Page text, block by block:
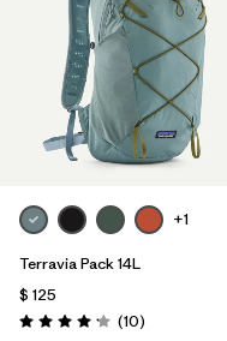
+1
Terravia Pack 14L
$ 125
Valoración: 4.2 / 5
(10Comentarios
)